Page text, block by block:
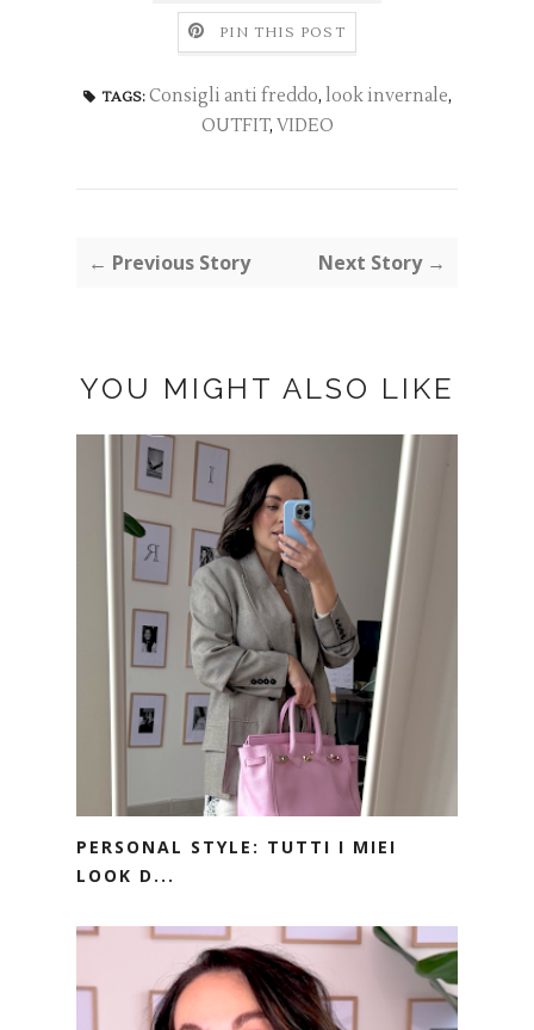
PIN THIS POST
TAGS: Consigli anti freddo, look invernale,
OUTFIT, VIDEO
← Previous Story Next Story →
YOU MIGHT ALSO LIKE
PERSONAL STYLE: TUTTI I MIEI
LOOK D...